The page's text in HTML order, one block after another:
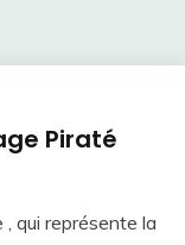
Piraté
qui représente la